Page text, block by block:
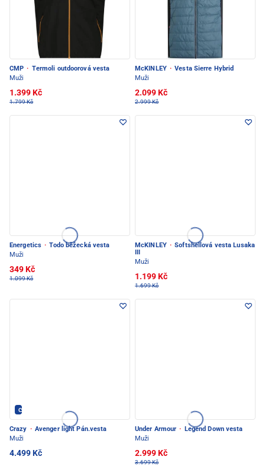
CMP · Termoli outdoorová vesta
Muži
1.399 Kč
1.799 Kč
McKINLEY · Vesta Sierre Hybrid
Muži
2.099 Kč
2.999 Kč
Energetics · Todo běžecká vesta
Muži
349 Kč
1.099 Kč
McKINLEY · Softshellová vesta Lusaka
Muži
1.199 Kč
1.699 Kč
Crazy - PEC POD SNĚŽKOU
Crazy · Avenger light Pán.vesta
Muži
4.499 Kč
Under Armour ·
Legend Down vesta
Muži
2.999 Kč
3.699 Kč